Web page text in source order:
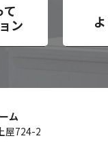
て
ン
ム
屋724-2